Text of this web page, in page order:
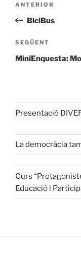
Entrada
anterior
ANTERIOR
BiciBus
Entrada
següent
SEGÜENT
MiniEnquesta:
Presentació
La democràcia
Curs
Educació i